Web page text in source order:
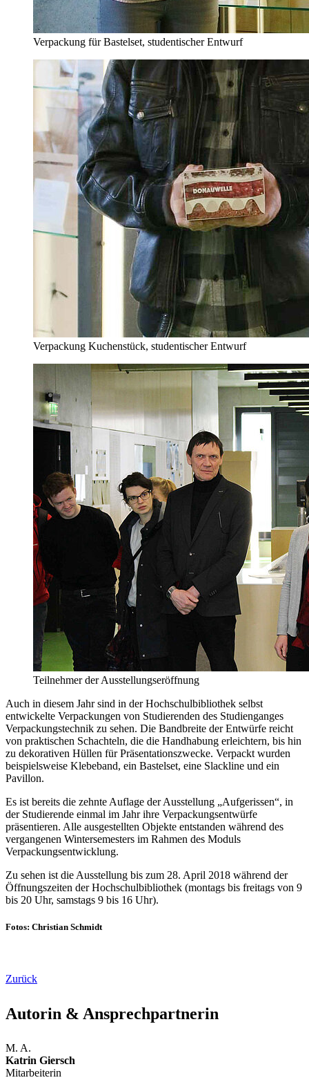
Verpackung für Bastelset, studentischer Entwurf
Verpackung Kuchenstück, studentischer Entwurf
Teilnehmer der Ausstellungseröffnung
Auch in diesem Jahr sind in der Hochschulbibliothek selbst
entwickelte Verpackungen von Studierenden des Studienganges
Verpackungstechnik zu sehen. Die Bandbreite der Entwürfe reicht
von praktischen Schachteln, die die Handhabung erleichtern, bis hin
zu dekorativen Hüllen für Präsentationszwecke. Verpackt wurden
beispielsweise Klebeband, ein Bastelset, eine Slackline und ein
Pavillon.
Es ist bereits die zehnte Auflage der Ausstellung „Aufgerissen“, in
der Studierende einmal im Jahr ihre Verpackungsentwürfe
präsentieren. Alle ausgestellten Objekte entstanden während des
vergangenen Wintersemesters im Rahmen des Moduls
Verpackungsentwicklung.
Zu sehen ist die Ausstellung bis zum 28. April 2018 während der
Öffnungszeiten der Hochschulbibliothek (montags bis freitags von 9
bis 20 Uhr, samstags 9 bis 16 Uhr).
Fotos: Christian Schmidt
Zurück
Autorin & Ansprechpartnerin
M. A.
Katrin Giersch
Mitarbeiterin